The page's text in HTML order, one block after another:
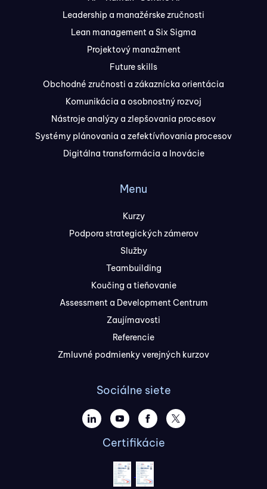
Leadership a manažérske zručnosti
Lean management a Six Sigma
Projektový manažment
Future skills
Obchodné zručnosti a zákaznícka orientácia
Komunikácia a osobnostný rozvoj
Nástroje analýzy a zlepšovania procesov
Systémy plánovania a zefektívňovania procesov
Digitálna transformácia a Inovácie
Menu
Kurzy
Podpora strategických zámerov
Služby
Teambuilding
Koučing a tieňovanie
Assessment a Development Centrum
Zaujímavosti
Referencie
Zmluvné podmienky verejných kurzov
Sociálne siete
Certifikácie